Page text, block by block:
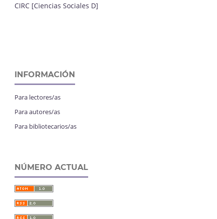
CIRC [Ciencias Sociales D]
INFORMACIÓN
Para lectores/as
Para autores/as
Para bibliotecarios/as
NÚMERO ACTUAL